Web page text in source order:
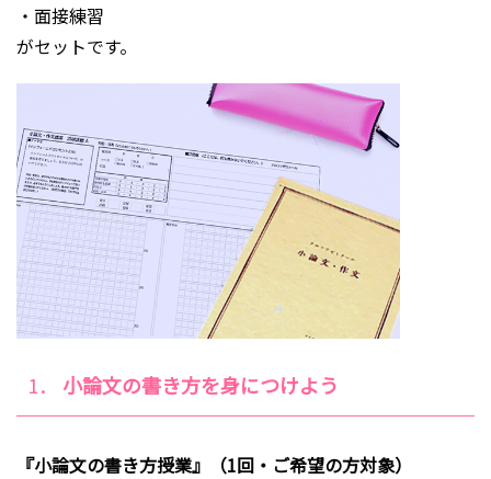
・面接練習
がセットです。
1． 小論文の書き方を身につけよう
『小論文の書き方授業』（1回・ご希望の方対象）